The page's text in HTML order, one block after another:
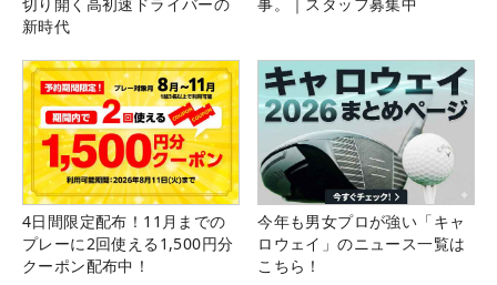
新時代
4日間限定配布！11月までの
プレーに2回使える1,500円分
クーポン配布中！
今年も男女プロが強い「キャ
ロウェイ」のニュース一覧は
こちら！